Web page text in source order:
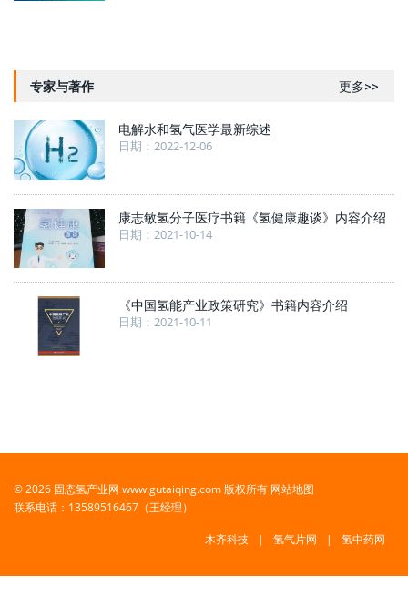
专家与著作 更多>>
电解水和氢气医学最新综述
日期：2022-12-06
康志敏氢分子医疗书籍《氢健康趣谈》内容介绍
日期：2021-10-14
《中国氢能产业政策研究》书籍内容介绍
日期：2021-10-11
© 2026 固态氢产业网 www.gutaiqing.com 版权所有 网站地图
联系电话：13589516467（王经理）
木齐科技 氢气片网 氢中药网